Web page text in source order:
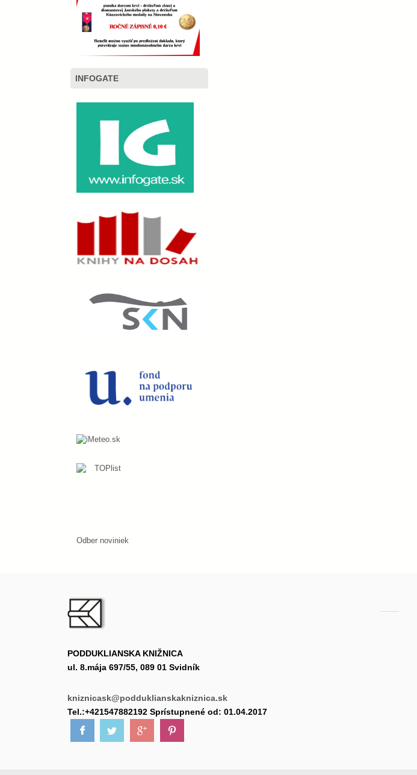
INFOGATE
Odber noviniek
PODDUKLIANSKA KNIŽNICA
ul. 8.mája 697/55, 089 01 Svidník
kniznicask@podduklianskakniznica.sk
Tel.:+421547882192 Sprístupnené od: 01.04.2017